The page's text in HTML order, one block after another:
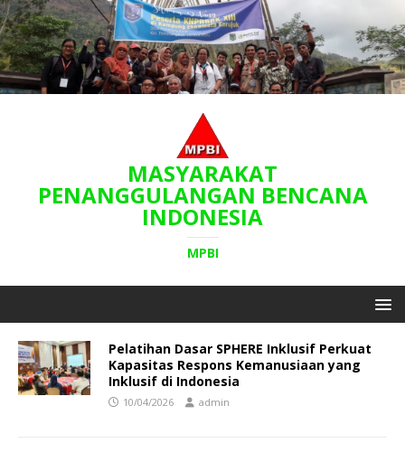
MASYARAKAT
PENANGGULANGAN BENCANA
INDONESIA
MPBI
Pelatihan Dasar SPHERE Inklusif Perkuat
Kapasitas Respons Kemanusiaan yang
Inklusif di Indonesia
10/04/2026 admin